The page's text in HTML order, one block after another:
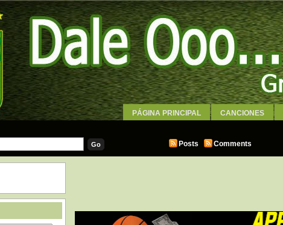
PÁGINA PRINCIPAL CANCIONES
Posts
Comments